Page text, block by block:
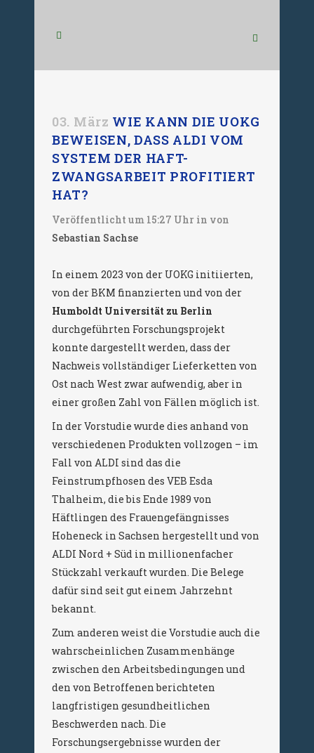
03. März WIE KANN DIE UOKG
BEWEISEN, DASS ALDI VOM
SYSTEM DER HAFT-
ZWANGSARBEIT PROFITIERT
HAT?
Veröffentlicht um 15:27 Uhr in von
Sebastian Sachse
In einem 2023 von der UOKG initiierten,
von der BKM finanzierten und von der
Humboldt Universität zu Berlin
durchgeführten Forschungsprojekt
konnte dargestellt werden, dass der
Nachweis vollständiger Lieferketten von
Ost nach West zwar aufwendig, aber in
einer großen Zahl von Fällen möglich ist.
In der Vorstudie wurde dies anhand von
verschiedenen Produkten vollzogen – im
Fall von ALDI sind das die
Feinstrumpfhosen des VEB Esda
Thalheim, die bis Ende 1989 von
Häftlingen des Frauengefängnisses
Hoheneck in Sachsen hergestellt und von
ALDI Nord + Süd in millionenfacher
Stückzahl verkauft wurden. Die Belege
dafür sind seit gut einem Jahrzehnt
bekannt.
Zum anderen weist die Vorstudie auch die
wahrscheinlichen Zusammenhänge
zwischen den Arbeitsbedingungen und
den von Betroffenen berichteten
langfristigen gesundheitlichen
Beschwerden nach. Die
Forschungsergebnisse wurden der